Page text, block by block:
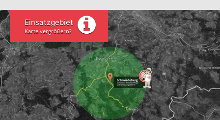
Einsatzgebiet
Karte vergrößern?